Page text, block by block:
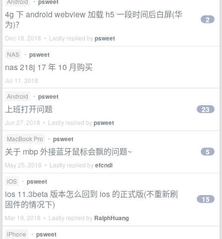
4g 下 android webview 加载 h5 一段时间后白屏(华
为)？
Dec 18, 2018 • Lastly replied bypsweet
2
NAS • psweet
nas 218j 17 年 10 月购买
Jul 11, 2018
Android
• psweet
上班打开问题
Jun 27, 2018 • Lastly replied bypsweet
23
MacBook Pro • psweet
关于 mbp 外接蓝牙鼠标会飘的问题~
May 25, 2018 • Lastly replied byefcndi
5
iOS • psweet
ios 11.3beta 版本怎么回到 ios 的正式版(不重新刷
固件的情况下)
Mar 19, 2018 • Lastly replied by RalphHuang
15
iPhone • psweet